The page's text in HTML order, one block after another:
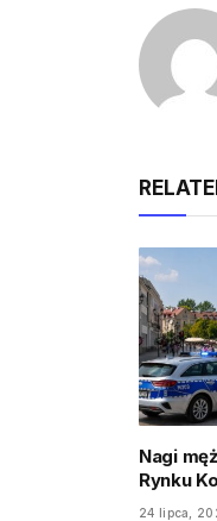
Nagi
Rynku
24 lipca,